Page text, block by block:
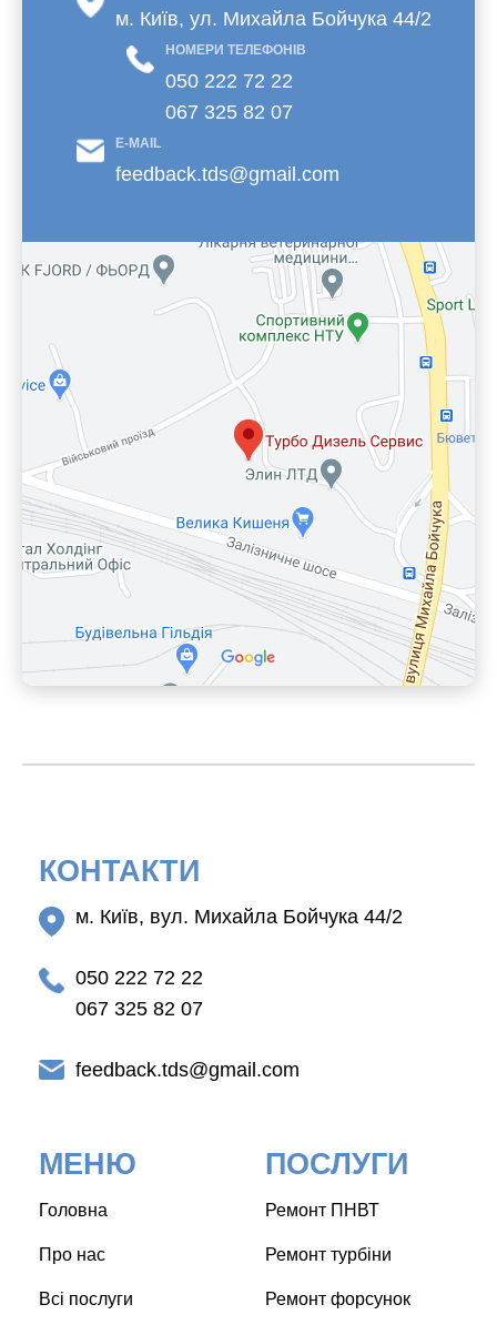
м. Київ, ул. Михайла Бойчука 44/2
НОМЕРИ ТЕЛЕФОНІВ
050 222 72 22
067 325 82 07
E-MAIL
feedback.tds@gmail.com
МЕНЮ
Головна
Про нас
Всі послуги
КОНТАКТИ
м. Київ, вул. Михайла Бойчука 44/2
050 222 72 22
067 325 82 07
feedback.tds@gmail.com
ПОСЛУГИ
Ремонт ПНВТ
Ремонт турбіни
Ремонт форсунок